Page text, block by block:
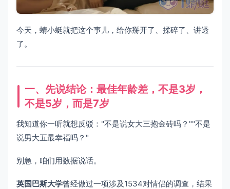
今天，蜻小蜓就把这个事儿，给你掰开了、揉碎了、讲透
了。
一、先说结论：最佳年龄差，不是3岁，
不是5岁，而是7岁
我知道你一听就想反驳："不是说女大三抱金砖吗？""不是
说男大五最幸福吗？"
别急，咱们用数据说话。
英国巴斯大学曾经做过一项涉及1534对情侣的调查，结果